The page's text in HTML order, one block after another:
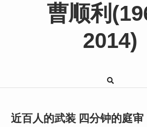
曹顺利
2014)
近百人的武装 四分钟的庭审